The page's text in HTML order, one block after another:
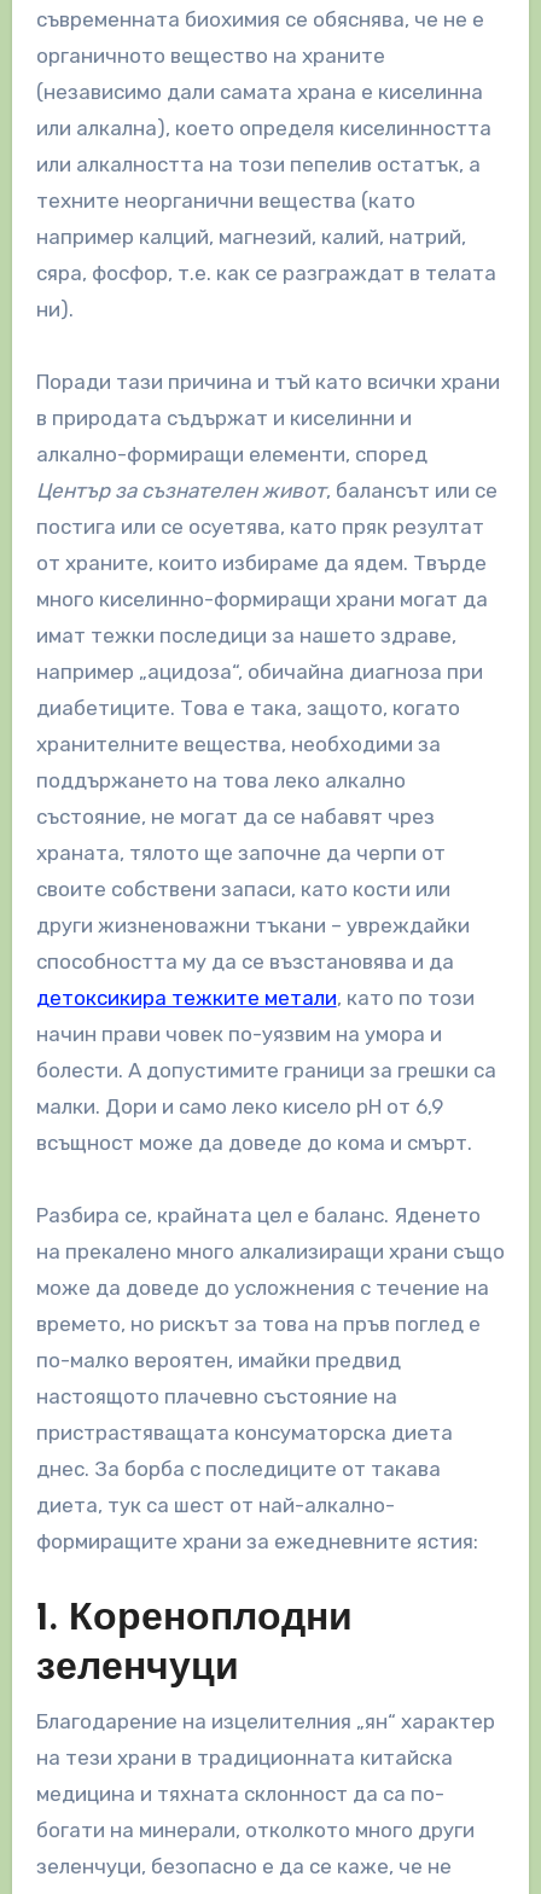
съвременната биохимия се обяснява, че не е
органичното вещество на храните
(независимо дали самата храна е киселинна
или алкална), което определя киселинността
или алкалността на този пепелив остатък, а
техните неорганични вещества (като
например калций, магнезий, калий, натрий,
сяра, фосфор, т.е. как се разграждат в телата
ни).
Поради тази причина и тъй като всички храни
в природата съдържат и киселинни и
алкално-формиращи елементи, според
Център за съзнателен живот, балансът или се
постига или се осуетява, като пряк резултат
от храните, които избираме да ядем. Твърде
много киселинно-формиращи храни могат да
имат тежки последици за нашето здраве,
например „ацидоза“, обичайна диагноза при
диабетиците. Това е така, защото, когато
хранителните вещества, необходими за
поддържането на това леко алкално
състояние, не могат да се набавят чрез
храната, тялото ще започне да черпи от
своите собствени запаси, като кости или
други жизненоважни тъкани – увреждайки
способността му да се възстановява и да
детоксикира тежките метали, като по този
начин прави човек по-уязвим на умора и
болести. А допустимите граници за грешки са
малки. Дори и само леко кисело рН от 6,9
всъщност може да доведе до кома и смърт.
Разбира се, крайната цел е баланс. Яденето
на прекалено много алкализиращи храни също
може да доведе до усложнения с течение на
времето, но рискът за това на пръв поглед е
по-малко вероятен, имайки предвид
настоящото плачевно състояние на
пристрастяващата консуматорска диета
днес. За борба с последиците от такава
диета, тук са шест от най-алкално-
формиращите храни за ежедневните ястия:
1. Кореноплодни
зеленчуци
Благодарение на изцелителния „ян“ характер
на тези храни в традиционната китайска
медицина и тяхната склонност да са по-
богати на минерали, отколкото много други
зеленчуци, безопасно е да се каже, че не